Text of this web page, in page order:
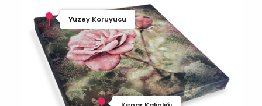
Yüzey Koruyucu